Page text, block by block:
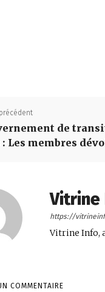
de
: Les membres
Vitrine
https://
Vitrine Info,
COMMENTAIRE